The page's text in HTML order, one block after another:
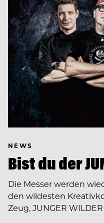
NEWS
Bist du der
Die Messer werden
den wildesten
Zeug, JUNGER